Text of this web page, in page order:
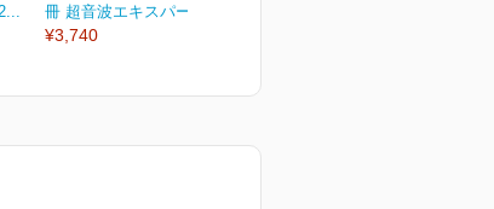
冊 超音波エキスパート1...
¥3,740